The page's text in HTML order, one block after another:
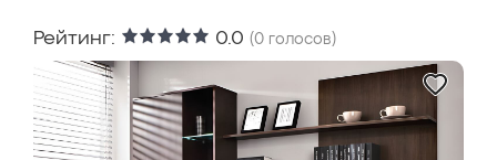
Рейтинг: 0.0 (0 голосов)